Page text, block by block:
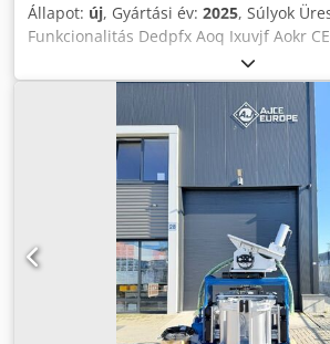
Állapot: új, Gyártási év: 2025, Súlyok
Funkcionalitás Dedpfx Aoq Ixuvjf Aokr
Állapot Általános állapot: nagyon jó
nagyon jó Optikai állapot: nagyon jó
Referenciaszám: 2 További információk
következő gépekre: 20-35 tonna
Gyártási ország: KR További információk
információért vegye fel a kapcsolatot Ö.